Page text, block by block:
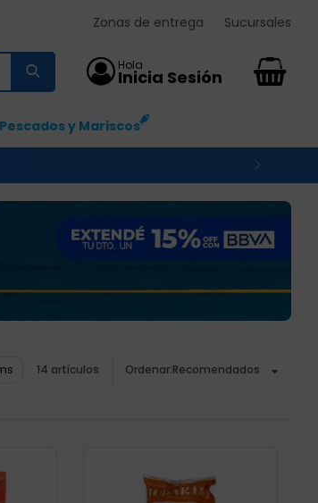
Pescados y Mariscos
0
Zonas de entrega Sucursales
14 artículos Recomendados